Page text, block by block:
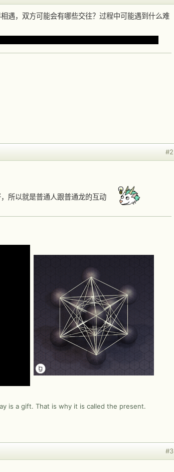
遇，双方可能会有哪些交往？过程中可能遇到什么难
#2
所以就是普通人跟普通龙的互动
is a gift. That is why it is called the present.
#3